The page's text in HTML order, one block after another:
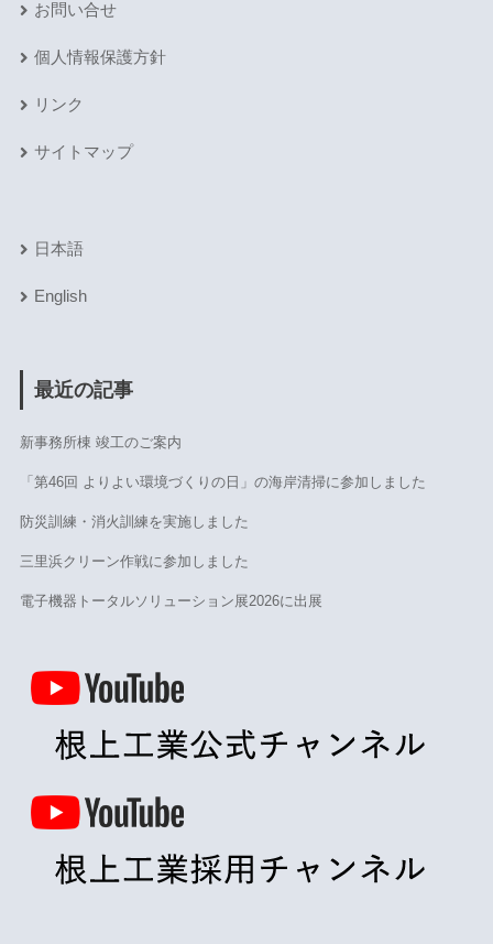
お問い合せ
個人情報保護方針
リンク
サイトマップ
日本語
English
最近の記事
新事務所棟 竣工のご案内
「第46回 よりよい環境づくりの日」の海岸清掃に参加しました
防災訓練・消火訓練を実施しました
三里浜クリーン作戦に参加しました
電子機器トータルソリューション展2026に出展